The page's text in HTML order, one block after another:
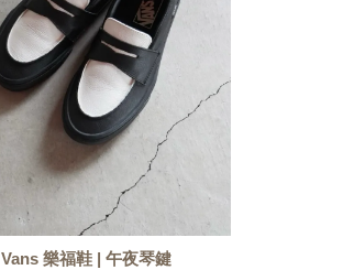
Vans 樂福鞋 | 午夜琴鍵